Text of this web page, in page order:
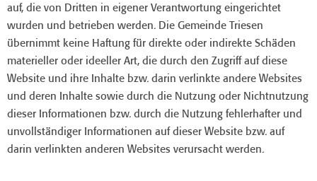
auf, die von Dritten in eigener Verantwortung eingerichtet
wurden und betrieben werden. Die Gemeinde Triesen
übernimmt keine Haftung für direkte oder indirekte Schäden
materieller oder ideeller Art, die durch den Zugriff auf diese
Website und ihre Inhalte bzw. darin verlinkte andere Websites
und deren Inhalte sowie durch die Nutzung oder Nichtnutzung
dieser Informationen bzw. durch die Nutzung fehlerhafter und
unvollständiger Informationen auf dieser Website bzw. auf
darin verlinkten anderen Websites verursacht werden.